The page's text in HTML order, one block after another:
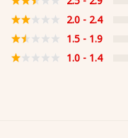
2.0 - 2.4
1.5 - 1.9
1.0 - 1.4